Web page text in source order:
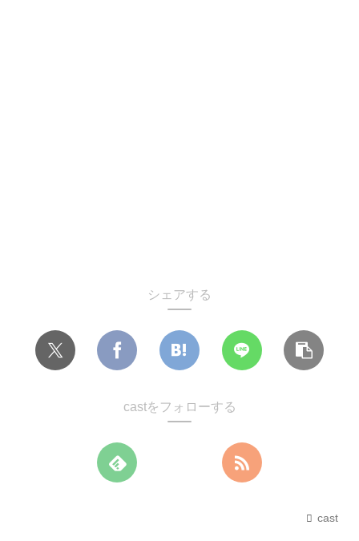
シェアする
castをフォローする
cast